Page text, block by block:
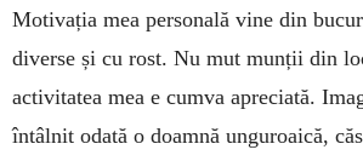
Motivația mea personală vine din
diverse și cu rost. Nu mut munții din
activitatea mea e cumva apreciată.
întâlnit odată o doam­nă unguroaică,